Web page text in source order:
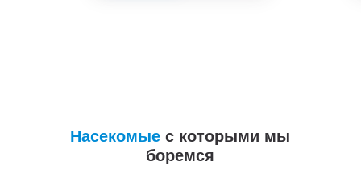
Насекомые с которыми мы
боремся